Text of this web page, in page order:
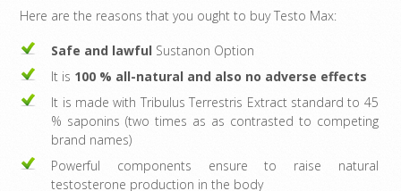
Here are the reasons that you ought to buy Testo Max:
Safe and lawful Sustanon Option
It is 100 % all-natural and also no adverse effects
It is made with Tribulus Terrestris Extract standard to 45
% saponins (two times as as contrasted to competing
brand names)
Powerful components ensure to raise natural
testosterone production in the body